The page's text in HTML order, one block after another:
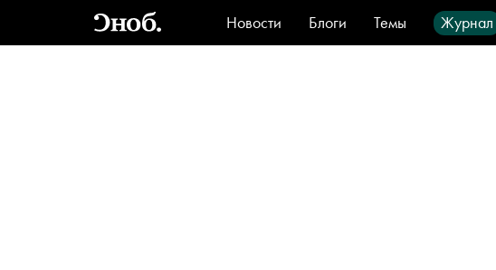
Новости Блоги Темы Журнал
Стиль
Видео Город